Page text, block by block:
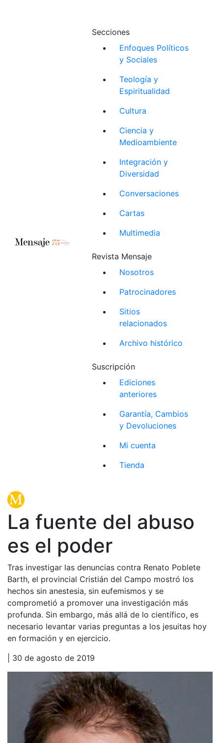
Secciones
Enfoques Políticos
y Sociales
Teología y
Espiritualidad
Cultura
Ciencia y
Medioambiente
Integración y
Diversidad
Conversaciones
Cartas
Multimedia
Revista Mensaje
Nosotros
Patrocinadores
Sitios
relacionados
Archivo histórico
Suscripción
Ediciones
anteriores
Garantía, Cambios
y Devoluciones
Mi cuenta
Tienda
La fuente del abuso
es el poder
Tras investigar las denuncias contra Renato Poblete
Barth, el provincial Cristián del Campo mostró los
hechos sin anestesia, sin eufemismos y se
comprometió a promover una investigación más
profunda. Sin embargo, más allá de lo científico, es
necesario levantar varias preguntas a los jesuitas hoy
en formación y en ejercicio.
| 30 de agosto de 2019